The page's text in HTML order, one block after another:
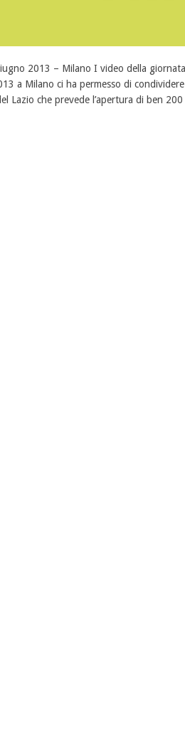
2013 – Milano I video della
a Milano ci ha permesso di
Lazio che prevede l’apertura di ben